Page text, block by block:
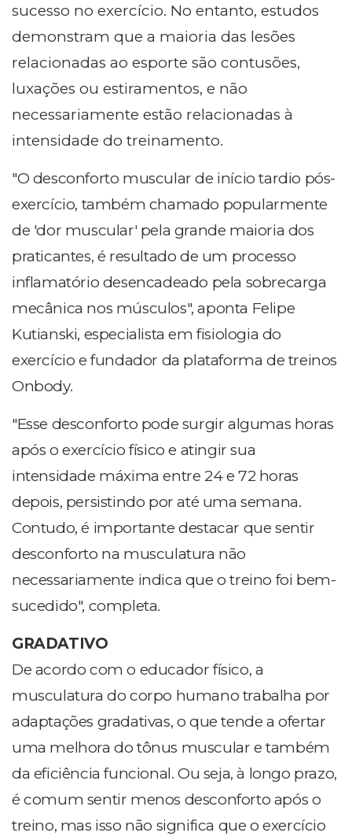
sucesso no exercício. No entanto, estudos
demonstram que a maioria das lesões
relacionadas ao esporte são contusões,
luxações ou estiramentos, e não
necessariamente estão relacionadas à
intensidade do treinamento.
"O desconforto muscular de início tardio pós-
exercício, também chamado popularmente
de 'dor muscular' pela grande maioria dos
praticantes, é resultado de um processo
inflamatório desencadeado pela sobrecarga
mecânica nos músculos", aponta Felipe
Kutianski, especialista em fisiologia do
exercício e fundador da plataforma de treinos
Onbody.
"Esse desconforto pode surgir algumas horas
após o exercício físico e atingir sua
intensidade máxima entre 24 e 72 horas
depois, persistindo por até uma semana.
Contudo, é importante destacar que sentir
desconforto na musculatura não
necessariamente indica que o treino foi bem-
sucedido", completa.
GRADATIVO
De acordo com o educador físico, a
musculatura do corpo humano trabalha por
adaptações gradativas, o que tende a ofertar
uma melhora do tônus muscular e também
da eficiência funcional. Ou seja, à longo prazo,
é comum sentir menos desconforto após o
treino, mas isso não significa que o exercício